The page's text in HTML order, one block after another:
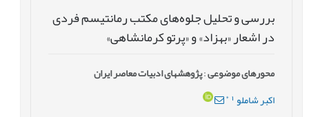
بررسی و تحلیل جلوه‌های مکتب رمانتیسم فردی
در اشعار «بهزاد» و «پرتو کرمانشاهی»
محورهای موضوعی:پژوهش‎های ادبیات معاصر ایران
اکبر شاملو1
*